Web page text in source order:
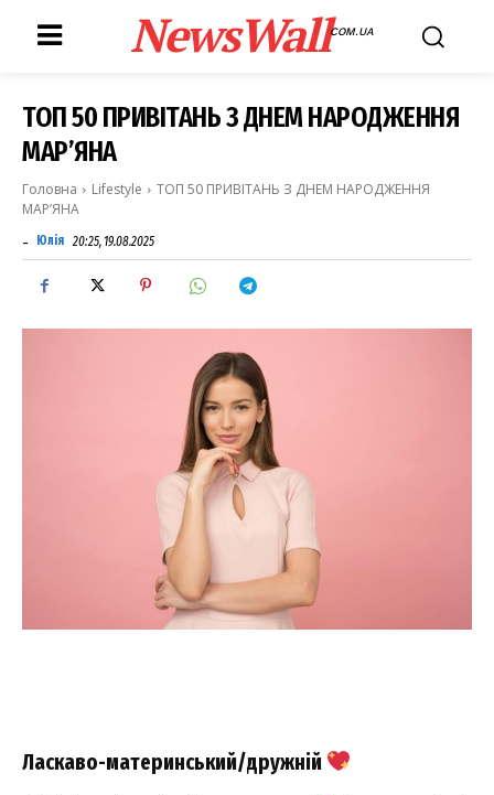
NewsWallCOM.UA
ТОП 50 ПРИВІТАНЬ З ДНЕМ НАРОДЖЕННЯ
МАР’ЯНА
Головна Lifestyle
ТОП 50 ПРИВІТАНЬ З ДНЕМ НАРОДЖЕННЯ
МАР’ЯНА
- Юлія 20:25, 19.08.2025
Ласкаво-материнський/дружній